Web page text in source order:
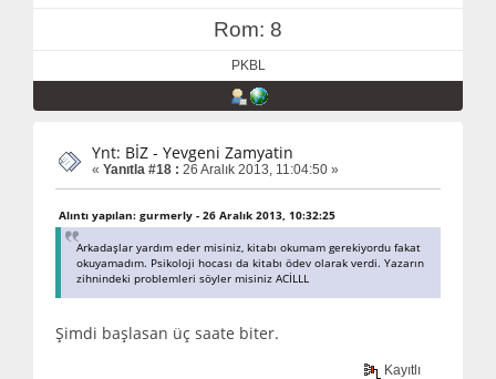
Rom: 8
PKBL
Ynt: BİZ - Yevgeni Zamyatin
« Yanıtla #18 : 26 Aralık 2013, 11:04:50 »
Alıntı yapılan: gurmerly - 26 Aralık 2013, 10:32:25
Arkadaşlar yardım eder misiniz, kitabı okumam gerekiyordu fakat
okuyamadım. Psikoloji hocası da kitabı ödev olarak verdi. Yazarın
zihnindeki problemleri söyler misiniz ACİLLL
Şimdi başlasan üç saate biter.
Kayıtlı